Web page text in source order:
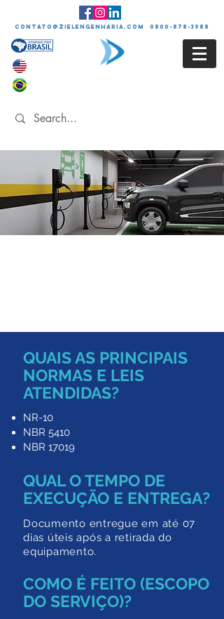
contato@zielengenharia.com 0800-878-3988
QUAIS AS PRINCIPAIS
NORMAS E LEIS
ATENDIDAS?
NR-10
NBR 5410
NBR 17019
QUAL O TEMPO DE
EXECUÇÃO E ENTREGA?
Documento entregue em até 07
dias úteis após a retirada do
equipamento.
COMO É FEITO (ESCOPO
DO SERVIÇO)?